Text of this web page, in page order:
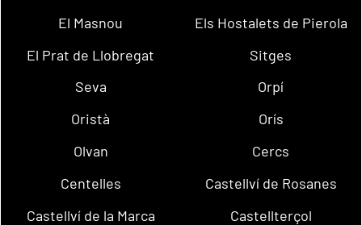
El Masnou
Els Hostalets de Pierola
El Prat de Llobregat
Sitges
Seva
Orpí
Oristà
Orís
Olvan
Cercs
Centelles
Castellví de Rosanes
Castellví de la Marca
Castellterçol